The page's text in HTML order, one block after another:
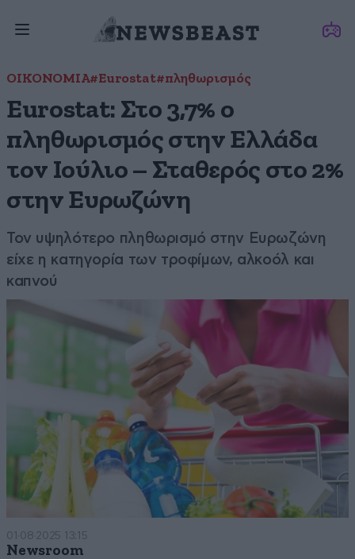
ΟΙΚΟΝΟΜΙΑ#Eurostat#πληθωρισμός
Eurostat: Στο 3,7% ο
πληθωρισμός στην Ελλάδα
τον Ιούλιο – Σταθερός στο 2%
στην Ευρωζώνη
Τον υψηλότερο πληθωρισμό στην Ευρωζώνη
είχε η κατηγορία των τροφίμων, αλκοόλ και
καπνού
01·08·2025 13:15
Newsroom